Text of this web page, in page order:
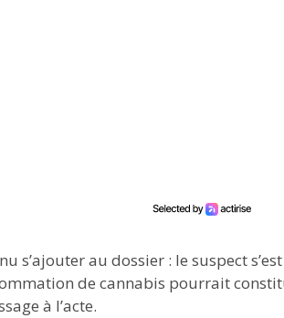
s’ajouter au dossier : le suspect
de cannabis pourrait
à l’acte.